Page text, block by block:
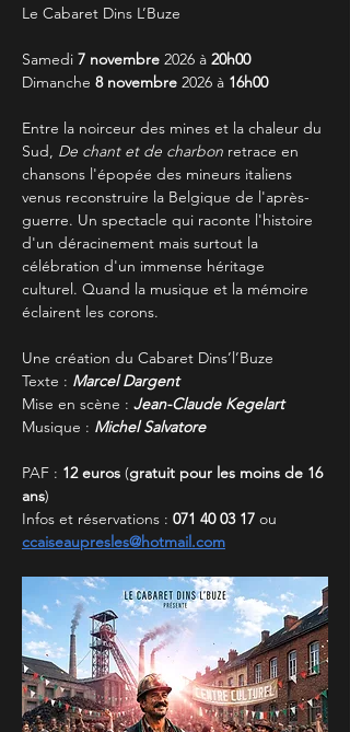
Le Cabaret Dins L’Buze
Samedi 7 novembre 2026 à 20h00
Dimanche 8 novembre 2026 à 16h00
Entre la noirceur des mines et la chaleur du
Sud, De chant et de charbon retrace en
chansons l'épopée des mineurs italiens
venus reconstruire la Belgique de l'après-
guerre. Un spectacle qui raconte l'histoire
d'un déracinement mais surtout la
célébration d'un immense héritage
culturel. Quand la musique et la mémoire
éclairent les corons.
Une création du Cabaret Dins’l’Buze
Texte : Marcel Dargent
Mise en scène : Jean-Claude Kegelart
Musique : Michel Salvatore
PAF : 12 euros (gratuit pour les moins de 16
ans)
Infos et réservations : 071 40 03 17 ou
ccaiseaupresles@hotmail.com